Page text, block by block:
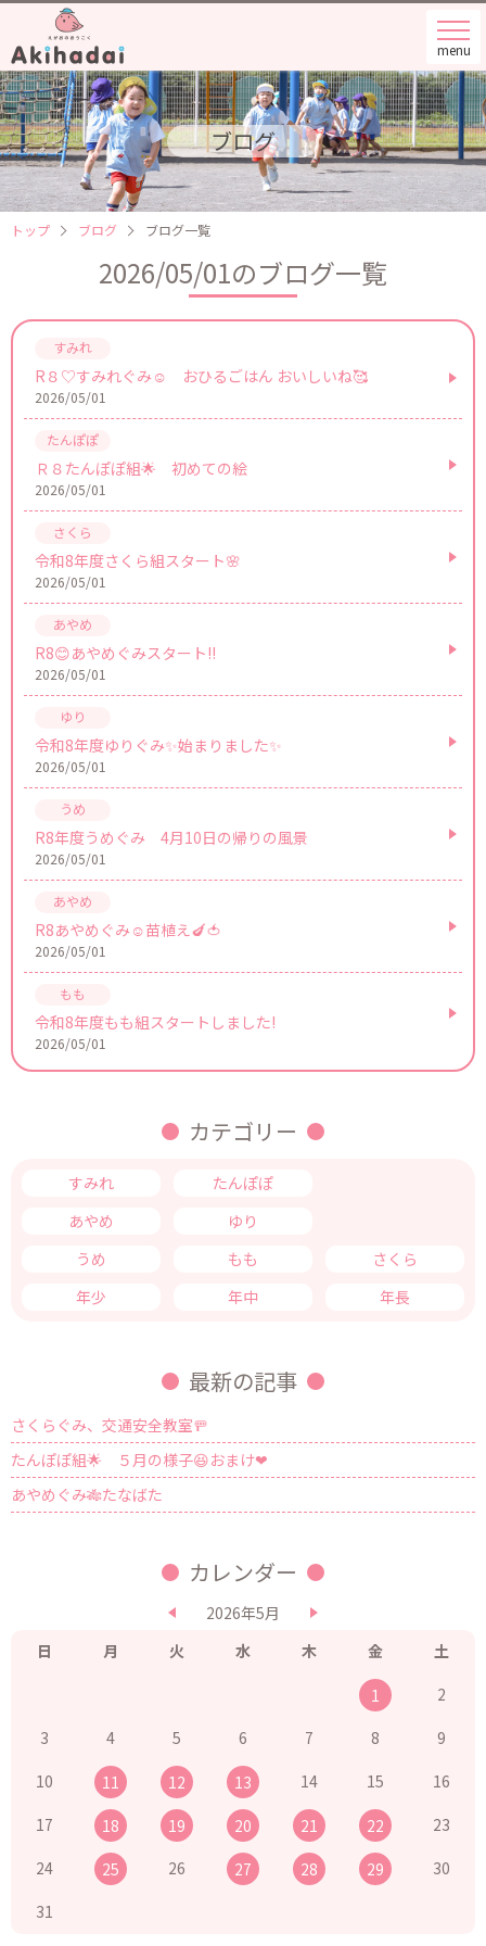
menu
ブログ
トップ ブログ ブログ一覧
2026/05/01のブログ一覧
R８♡すみれぐみ☺ おひるごはん おいしいね🥰
2026/05/01
Ｒ８たんぽぽ組🌟 初めての絵
2026/05/01
令和8年度さくら組スタート🌸
2026/05/01
R8😊あやめぐみスタート!!
2026/05/01
令和8年度ゆりぐみ✨始まりました✨
2026/05/01
R8年度うめぐみ 4月10日の帰りの風景
2026/05/01
R8あやめぐみ☺苗植え🍆🍅
2026/05/01
令和8年度もも組スタートしました!
2026/05/01
カテゴリー
すみれ たんぽぽ
あやめ
ゆり
うめ
もも
さくら
年少
年中 年長
最新の記事
さくらぐみ、交通安全教室🚥
たんぽぽ組🌟 ５月の様子😆おまけ❤
あやめぐみ🎋たなばた
カレンダー
2026年5月
日
月 火 水 木 金 土
1
2
3
4 5 6 7 8
9
10
11 12 13 14 15
16
17
18 19 20 21 22
23
24
25 26 27 28 29
30
31